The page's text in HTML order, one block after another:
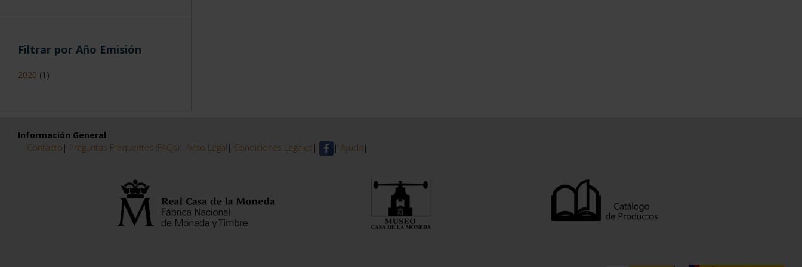
Filtrar por Año Emisión
2020 (1)
Información General
Contacto | Preguntas Frequentes (FAQs)| Aviso Legal | Condiciones Legales | | Ayuda |